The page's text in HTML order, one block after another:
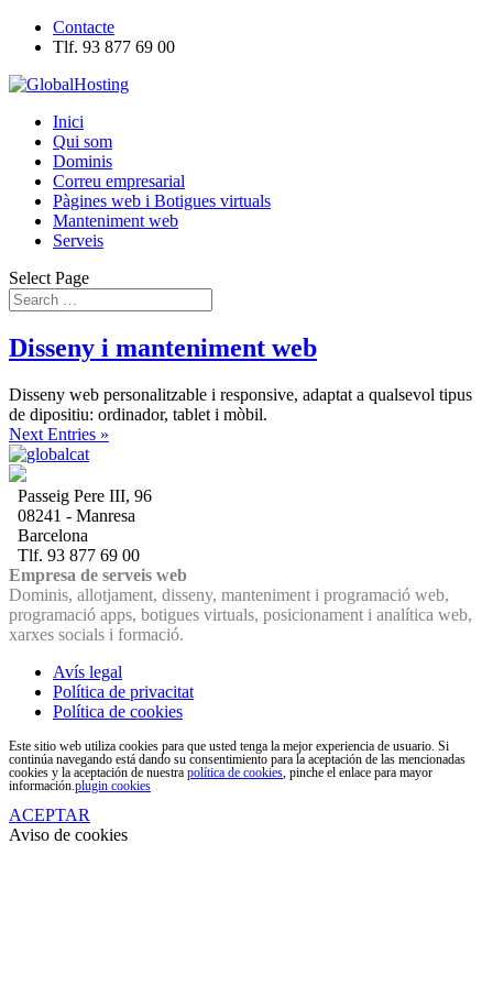
Contacte
Tlf. 93 877 69 00
Inici
Qui som
Dominis
Correu empresarial
Pàgines web i Botigues virtuals
Manteniment web
Serveis
Select Page
Disseny i manteniment web
Disseny web personalitzable i responsive, adaptat a qualsevol tipus
de dipositiu: ordinador, tablet i mòbil.
Next Entries »
Passeig Pere III, 96
08241 - Manresa
Barcelona
Tlf. 93 877 69 00
Empresa de serveis web
Dominis, allotjament, disseny, manteniment i programació web,
programació apps, botigues virtuals, posicionament i analítica web,
xarxes socials i formació.
Avís legal
Política de privacitat
Política de cookies
Este sitio web utiliza cookies para que usted tenga la mejor experiencia de usuario. Si
continúa navegando está dando su consentimiento para la aceptación de las mencionadas
cookies y la aceptación de nuestra política de cookies, pinche el enlace para mayor
información.plugin cookies
ACEPTAR
Aviso de cookies